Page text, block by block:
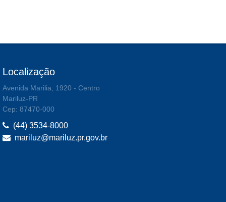
Localização
Avenida Marilia, 1920 - Centro
Mariluz-PR
Cep: 87470-000
(44) 3534-8000
mariluz@mariluz.pr.gov.br